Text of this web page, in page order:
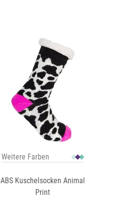
Weitere Farben
ABS Kuschelsocken Animal
Print